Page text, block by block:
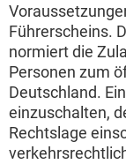
Führerscheins.
normiert die
Personen zum
Deutschland.
einzuschalten,
Rechtslage